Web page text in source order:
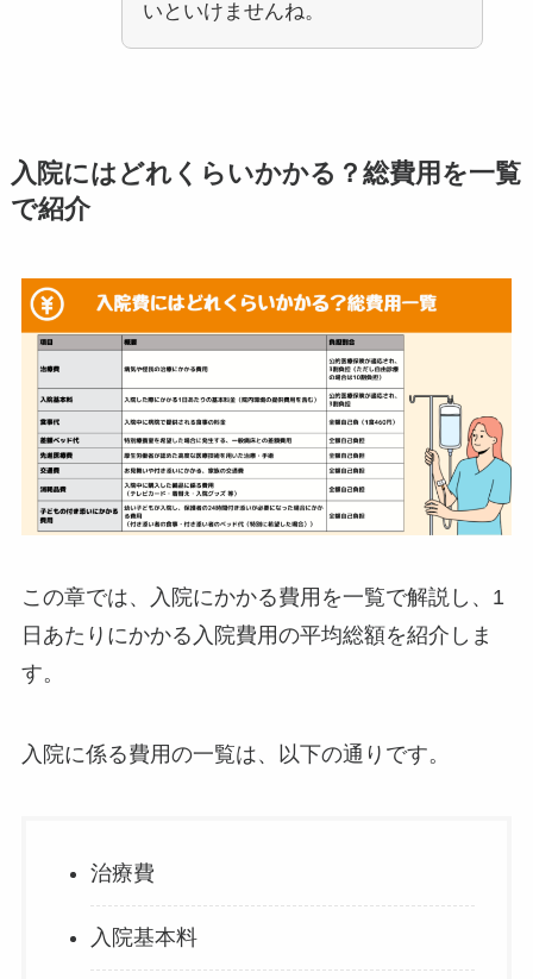
いといけませんね。
入院にはどれくらいかかる？総費用を一覧
で紹介
この章では、入院にかかる費用を一覧で解説し、1
日あたりにかかる入院費用の平均総額を紹介しま
す。
入院に係る費用の一覧は、以下の通りです。
治療費
入院基本料